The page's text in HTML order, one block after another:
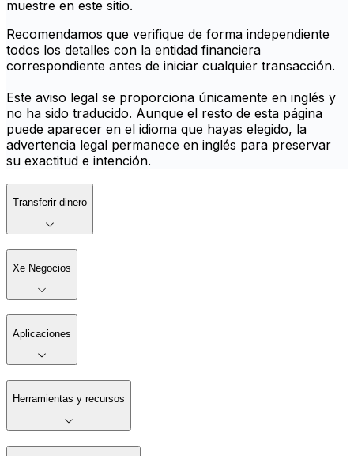
muestre en este sitio.
Recomendamos que verifique de forma independiente
todos los detalles con la entidad financiera
correspondiente antes de iniciar cualquier transacción.
Este aviso legal se proporciona únicamente en inglés y
no ha sido traducido. Aunque el resto de esta página
puede aparecer en el idioma que hayas elegido, la
advertencia legal permanece en inglés para preservar
su exactitud e intención.
Transferir dinero
Xe Negocios
Aplicaciones
Herramientas y recursos